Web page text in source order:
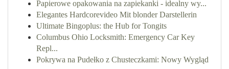
Papierowe opakowania na zapiekanki - idealny wy...
Elegantes Hardcorevideo Mit blonder Darstellerin
Ultimate Bingoplus: the Hub for Tongits
Columbus Ohio Locksmith: Emergency Car Key
Repl...
Pokrywa na Pudełko z Chusteczkami: Nowy Wygląd